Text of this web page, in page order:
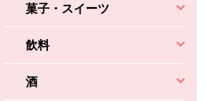
菓子・スイーツ
飲料
酒